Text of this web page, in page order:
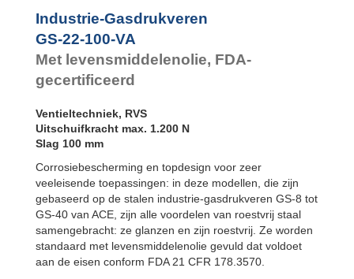
Industrie-Gasdrukveren
GS-22-100-VA
Met levensmiddelenolie, FDA-
gecertificeerd
Ventieltechniek, RVS
Uitschuifkracht max. 1.200 N
Slag 100 mm
Corrosiebescherming en topdesign voor zeer
veeleisende toepassingen: in deze modellen, die zijn
gebaseerd op de stalen industrie-gasdrukveren GS-8 tot
GS-40 van ACE, zijn alle voordelen van roestvrij staal
samengebracht: ze glanzen en zijn roestvrij. Ze worden
standaard met levensmiddelenolie gevuld dat voldoet
aan de eisen conform FDA 21 CFR 178.3570.